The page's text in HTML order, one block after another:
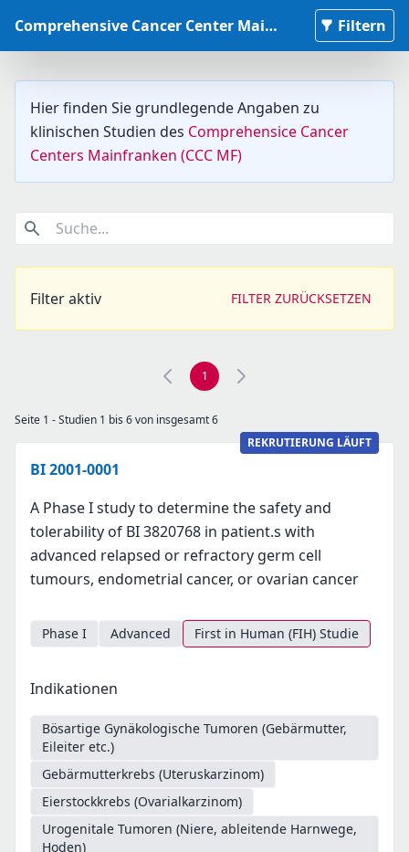
Comprehensive Cancer Center Mainfranken Studiendatenbank Filtern
Hier finden Sie grundlegende Angaben zu
klinischen Studien des Comprehensice Cancer
Centers Mainfranken (CCC MF)
Suche...
Filter aktiv FILTER ZURÜCKSETZEN
1
Seite 1 - Studien 1 bis 6 von insgesamt 6
REKRUTIERUNG LÄUFT
BI 2001-0001
A Phase I study to determine the safety and
tolerability of BI 3820768 in patient.s with
advanced relapsed or refractory germ cell
tumours, endometrial cancer, or ovarian cancer
Phase I Advanced First in Human (FIH) Studie
Indikationen
Bösartige Gynäkologische Tumoren (Gebärmutter,
Eileiter etc.)
Gebärmutterkrebs (Uteruskarzinom)
Eierstockkrebs (Ovarialkarzinom)
Urogenitale Tumoren (Niere, ableitende Harnwege,
Hoden)